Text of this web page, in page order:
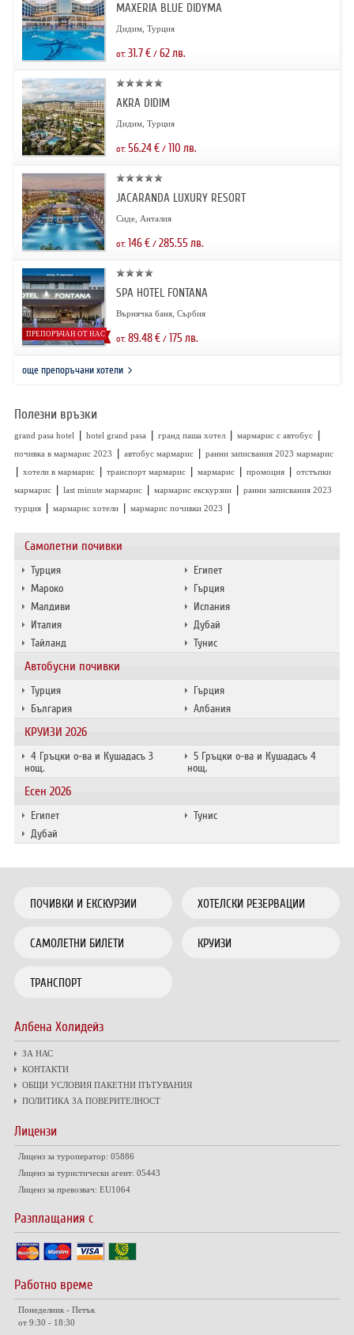
Самолетни почивки
Турция
Египет
Мароко
Гърция
Малдиви
Испания
Италия
Дубай
Тайланд
Тунис
Автобусни почивки
Турция
Гърция
България
Албания
КРУИЗИ 2026
4 Гръцки о-ва и Кушадасъ 3
нощ.
5 Гръцки о-ва и Кушадасъ 4
нощ.
Есен 2026
Египет
Тунис
Дубай
MAXERIA BLUE DIDYMA
Дидим, Турция
от: 31.7€/ 62лв.
AKRA DIDIM
Дидим, Турция
от: 56.24€/ 110 лв.
JACARANDA LUXURY RESORT
Сиде, Анталия
от: 146€/ 285.55 лв.
ПРЕПОРЪЧАН ОТ НАС
SPA HOTEL FONTANA
Върнячка баня, Сърбия
от: 89.48€/ 175 лв.
още препоръчани хотели
Полезни връзки
grand pasa hotel | hotel grand pasa | гранд паша хотел | мармарис с автобус |
почивка в мармарис 2023 | автобус мармарис | ранни записвания 2023 мармарис
| хотели в мармарис | транспорт мармарис | мармарис | промоция | отстъпки
мармарис | last minute мармарис | мармарис екскурзии | ранни записвания 2023
турция | мармарис хотели | мармарис почивки 2023 |
ПОЧИВКИ И ЕКСКУРЗИИ ХОТЕЛСКИ РЕЗЕРВАЦИИ
САМОЛЕТНИ БИЛЕТИ КРУИЗИ
ТРАНСПОРТ
Албена Холидейз
ЗА НАС
КОНТАКТИ
ОБЩИ УСЛОВИЯ ПАКЕТНИ ПЪТУВАНИЯ
ПОЛИТИКА ЗА ПОВЕРИТЕЛНОСТ
Лицензи
Лиценз за туроператор: 05886
Лиценз за туристически агент: 05443
Лиценз за превозвач: EU1064
Разплащания с
Работно време
Понеделник - Петък
от 9:30 - 18:30